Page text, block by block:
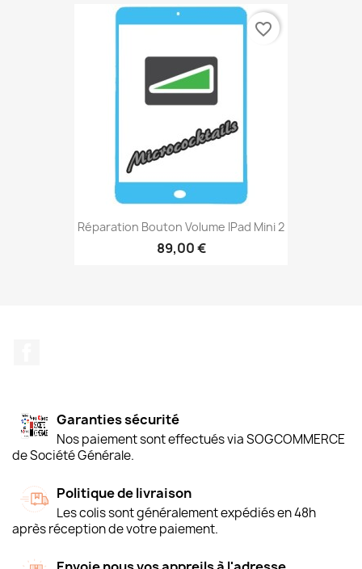
Réparation Bouton Volume IPad Mini 2
89,00 €
favorite_border
Garanties sécurité
Nos paiement sont effectués via SOGCOMMERCE
de Société Générale.
Politique de livraison
Les colis sont généralement expédiés en 48h
après réception de votre paiement.